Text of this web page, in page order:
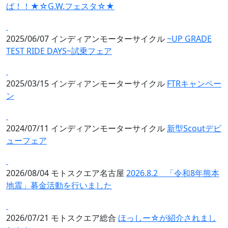
ば！！★☆G.W.フェスタ☆★
2025/06/07 インディアンモーターサイクル~UP GRADE
TEST RIDE DAYS~試乗フェア
2025/03/15 インディアンモーターサイクル FTRキャンペー
ン
2024/07/11 インディアンモーターサイクル 新型Scoutデビ
ューフェア
2026/08/04 モトスクエア名古屋 2026.8.2 「令和8年熊本
地震」募金活動を行いました
2026/07/21 モトスクエア総合 ほっしー☆が紹介されまし